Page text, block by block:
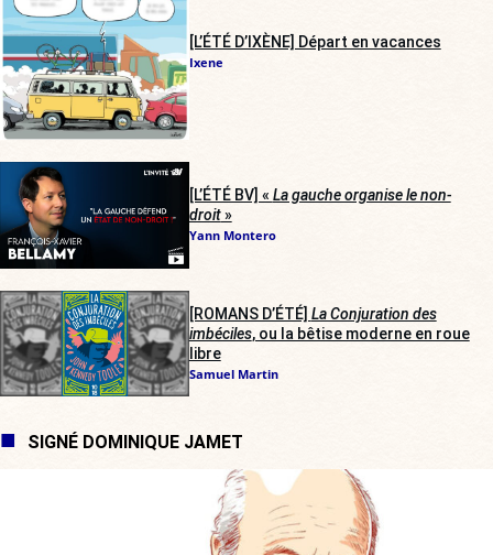
[L’ÉTÉ D’IXÈNE] Départ en vacances
Ixene
[L’ÉTÉ BV] « La gauche organise le non-
droit»
Yann Montero
[ROMANS D’ÉTÉ] La Conjuration des
imbéciles, ou la bêtise moderne en roue
libre
Samuel Martin
SIGNÉ DOMINIQUE JAMET